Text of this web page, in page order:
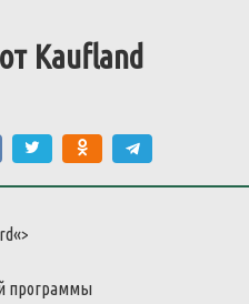
от Kaufland
«>
программы